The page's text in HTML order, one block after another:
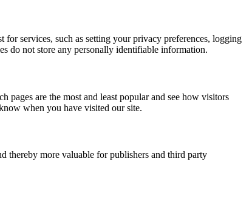
services, such as setting your privacy preferences, logging
do not store any personally identifiable information.
are the most and least popular and see how visitors
when you have visited our site.
thereby more valuable for publishers and third party